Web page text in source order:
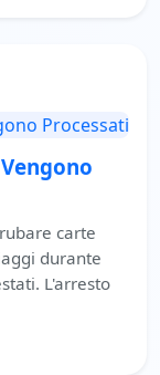
carte
durante
L'arresto